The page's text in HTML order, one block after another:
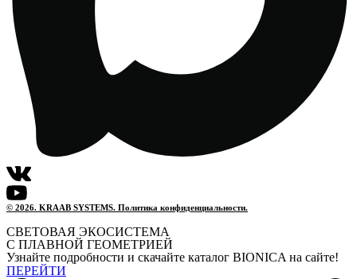
© 2026. KRAAB SYSTEMS. Политика конфиденциальности.
СВЕТОВАЯ ЭКОСИСТЕМА
С ПЛАВНОЙ ГЕОМЕТРИЕЙ
Узнайте подробности и скачайте каталог BIONICA на сайте!
ПЕРЕЙТИ